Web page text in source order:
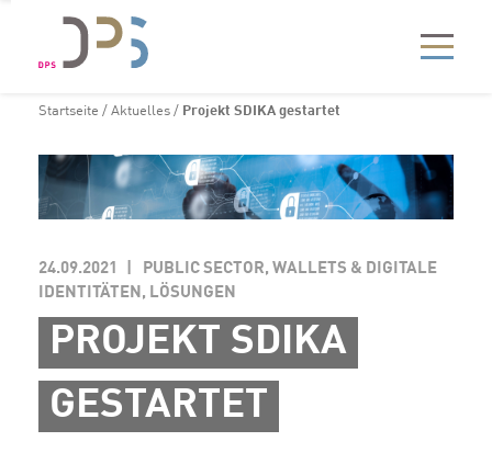
Startseite / Aktuelles / Projekt SDIKA gestartet
24.09.2021
PUBLIC SECTOR, WALLETS & DIGITALE
IDENTITÄTEN, LÖSUNGEN
PROJEKT SDIKA
GESTARTET